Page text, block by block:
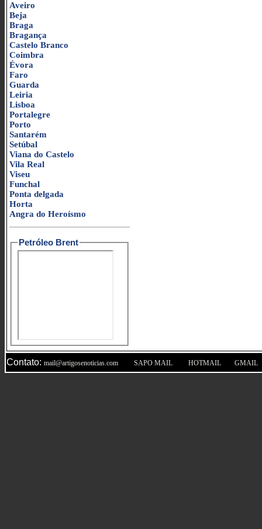
Aveiro
Beja
Braga
Bragança
Castelo Branco
Coimbra
Évora
Faro
Guarda
Leiria
Lisboa
Portalegre
Porto
Santarém
Setúbal
Viana do Castelo
Vila Real
Viseu
Funchal
Ponta delgada
Horta
Angra do Heroísmo
Petróleo Brent
Contato: mail@artigosenoticias.com SAPO MAIL HOTMAIL GMAIL